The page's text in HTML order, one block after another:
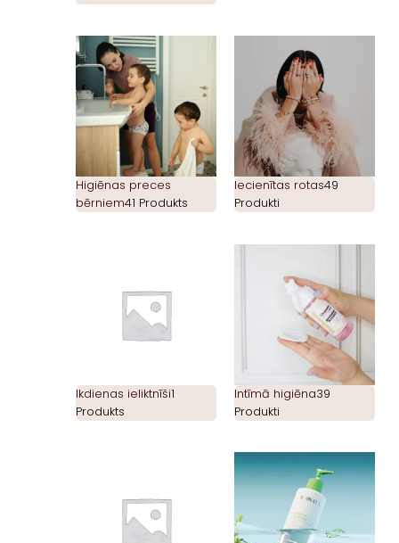
Higiēnas preces
bērniem41 Produkts
Iecienītas rotas49
Produkti
Ikdienas ieliktnīši1
Produkts
Intīmā higiēna39
Produkti